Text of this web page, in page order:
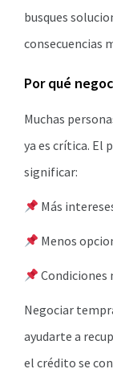
busques
consecuencias
Por qué
Muchas
ya es crítica. El
significar:
Más
Menos
Condiciones
Negociar
ayudarte a
el crédito se